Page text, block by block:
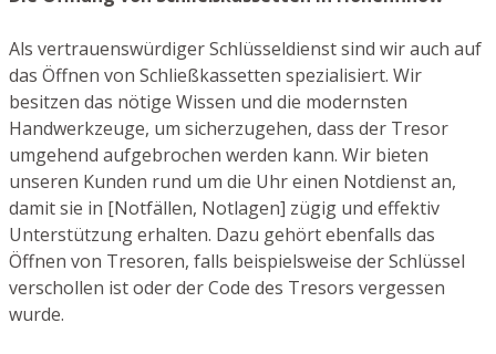
Als vertrauenswürdiger Schlüsseldienst sind wir auch auf
das Öffnen von Schließkassetten spezialisiert. Wir
besitzen das nötige Wissen und die modernsten
Handwerkzeuge, um sicherzugehen, dass der Tresor
umgehend aufgebrochen werden kann. Wir bieten
unseren Kunden rund um die Uhr einen Notdienst an,
damit sie in [Notfällen, Notlagen] zügig und effektiv
Unterstützung erhalten. Dazu gehört ebenfalls das
Öffnen von Tresoren, falls beispielsweise der Schlüssel
verschollen ist oder der Code des Tresors vergessen
wurde.